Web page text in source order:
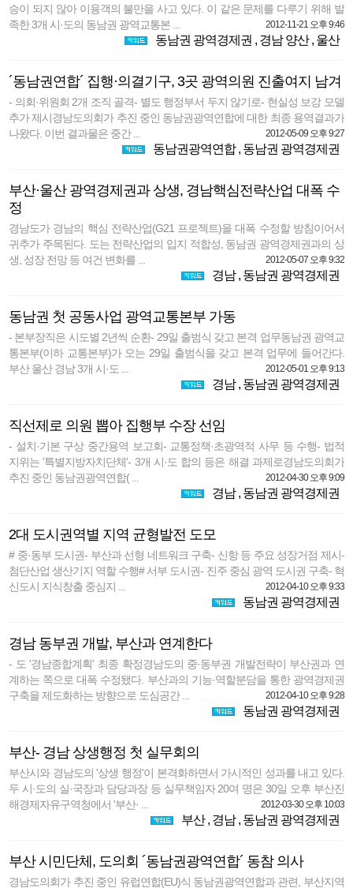
승이 되지 않아 이용객의 불만을 사고 있다. 이 같은 문제를 다루기 위해 발
족한 3개 시·도의 동남권 광역교통본 ...
2012-11-21 오후 9:46
동남권 광역경제권 , 경남 양산, 울산
´동남권연합´ 집행·의결기구, 3곳 광역의원 진출여지 남겨
- 의회·위원회 2개 조직 골격- 별도 행정부서 두지 않기로- 현실성 보강 모델
추가 제시경남도의회가 추진 중인 동남권광역연합에 대한 최종 용역결과가
나왔다. 이번 결과물은 중간 ...
2012-05-09 오후 9:27
동남권광역연합, 동남권 광역경제권
부산·울산 광역경제권과 상생, 경남핵심전략산업 대폭 수
정
경남도가 경남의 핵심 전략산업(G21 프로젝트)을 대폭 수정할 방침이어서
귀추가 주목된다. 도는 전략산업의 입지 적합성, 동남권 광역경제권과의 상
생, 성장 전망 등 여건 변화를 ...
2012-05-07 오후 9:32
경남, 동남권 광역경제권
동남권 첫 공동사업 광역교통본부 가동
- 본부장직은 시도별 2년씩 순환- 29일 출범식 갖고 본격 업무동남권 광역교
통본부(이하 교통본부)가 오는 29일 출범식을 갖고 본격 업무에 들어간다.
부산 울산 경남 3개 시·도 ...
2012-05-01 오후 9:13
경남, 동남권 광역경제권
직선제로 의원 뽑아 집행부 수장 선임
- 설치·기본 구상 중간용역 보고회- 교통정책·초광역적 사무 등 수행- 법적
지위는 '특별지방자치단체'- 3개 시·도 합의 등은 해결 과제로경남도의회가
추진 중인 동남권광역연합( ...
2012-04-30 오후 9:09
경남, 동남권 광역경제권
2대 도시권역별 지역 균형발전 도모
# 중·동부 도시권- 부산과 선형 네트워크 구축- 신항 등 주요 성장거점 제시-
첨단산업 생산기지 역할 수행# 서부 도시권- 진주 중심 광역 도시권 구축- 혁
신도시 지식창출 중심지 ...
2012-04-10 오후 9:33
동남권 광역경제권
경남 동부권 개발, 부산과 연계한다
- 도 '경남종합계획' 최종 확정경남도의 중·동부권 개발전략이 부산권과 연
계하는 쪽으로 대폭 수정됐다. 부산과의 기능·역할분담을 통한 광역경제권
구축을 제도화하는 방향으로 도심공간 ...
2012-04-10 오후 9:28
동남권 광역경제권
부산- 경남 상생행정 첫 실무회의
부산시와 경남도의 '상생 행정'이 본격화하면서 가시적인 성과를 내고 있다.
두 시·도의 실·국장과 담당과장 등 실무책임자 20여 명은 30일 오후 부산진
해경제자유구역청에서 '부산· ...
2012-03-30 오후 10:03
부산, 경남, 동남권 광역경제권
부산 시민단체, 도의회 ´동남권광역연합´ 동참 의사
경남도의회가 추진 중인 유럽연합(EU)식 동남권광역연합과 관련, 부산지역